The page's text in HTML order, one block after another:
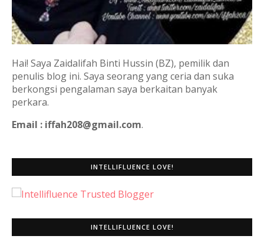
Hai! Saya Zaidalifah Binti Hussin (BZ), pemilik dan
penulis blog ini. Saya seorang yang ceria dan suka
berkongsi pengalaman saya berkaitan banyak
perkara.
Email : iffah208@gmail.com.
INTELLIFLUENCE LOVE!
INTELLIFLUENCE LOVE!